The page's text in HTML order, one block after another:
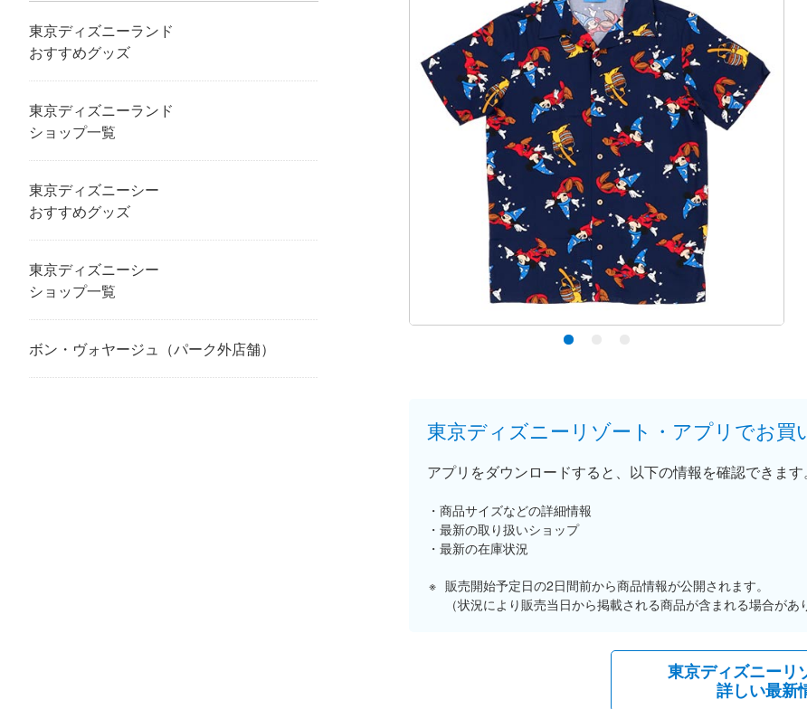
東京ディズニーリゾート・アプリでお買
アプリをダウンロードすると、以下の情報を確認できます。
商品サイズなどの詳細情報
最新の取り扱いショップ
最新の在庫状況
販売開始予定日の2日間前から商品情報が公開されます。
（状況により販売当日から掲載される商品が含まれる場合があ
東京ディズニーリ
詳しい最新
東京ディズニーランド
おすすめグッズ
東京ディズニーランド
ショップ一覧
東京ディズニーシー
おすすめグッズ
東京ディズニーシー
ショップ一覧
ボン・ヴォヤージュ（パーク外店舗）